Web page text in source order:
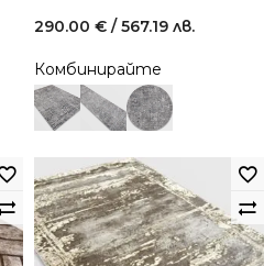
290.00 € / 567.19 лв.
Комбинирайте